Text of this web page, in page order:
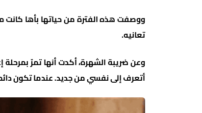
ووصفت هذه الفترة من حياتها بأها كانت
تعانيه.
وعن ضريبة الشهرة، أكدت أنها تمرّ بمرحلة
أتعرف إلى نفسي من جديد. عندما تكون